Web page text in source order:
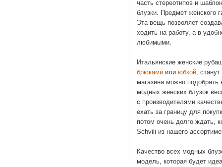
часть стереотипов и
блузки. Предмет женского
Эта вещь позволяет
ходить на работу, а в
любимыми.
Итальянские женские
брюками или юбкой,
магазина можно
модных женских блузок
с производителями
ехать за границу для
потом очень долго ждать,
Schvili из нашего
Качество всех модных
модель, которая будет